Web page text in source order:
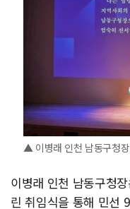
▲ 이병래 인천 남동구청
이병래 인천 남동구청
린 취임식을 통해 민선